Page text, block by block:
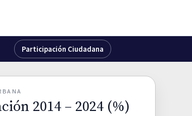
Participación Ciudadana
2014 – 2024 (%)